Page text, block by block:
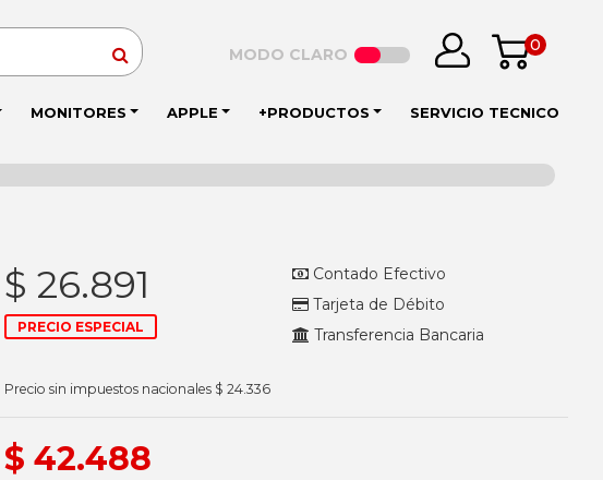
0
MODO CLARO
MONITORES APPLE +PRODUCTOS SERVICIO TECNICO
$ 26.891
PRECIO ESPECIAL
Contado Efectivo
Tarjeta de Débito
Transferencia Bancaria
Precio sin impuestos nacionales $ 24.336
$ 42.488